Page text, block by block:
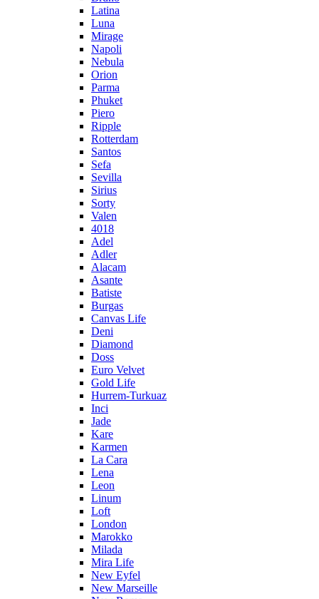
Latina
Luna
Mirage
Napoli
Nebula
Orion
Parma
Phuket
Piero
Ripple
Rotterdam
Santos
Sefa
Sevilla
Sirius
Sorty
Valen
4018
Adel
Adler
Alacam
Asante
Batiste
Burgas
Canvas Life
Deni
Diamond
Doss
Euro Velvet
Gold Life
Hurrem-Turkuaz
Inci
Jade
Kare
Karmen
La Cara
Lena
Leon
Linum
Loft
London
Marokko
Milada
Mira Life
New Eyfel
New Marseille